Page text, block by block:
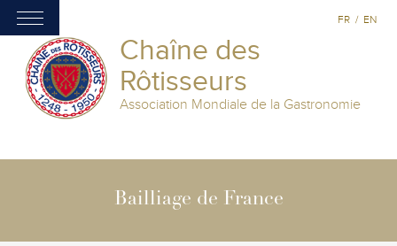
Chaîne des
Rôtisseurs
Association Mondiale de la Gastronomie
FR / EN
Bailliage de France